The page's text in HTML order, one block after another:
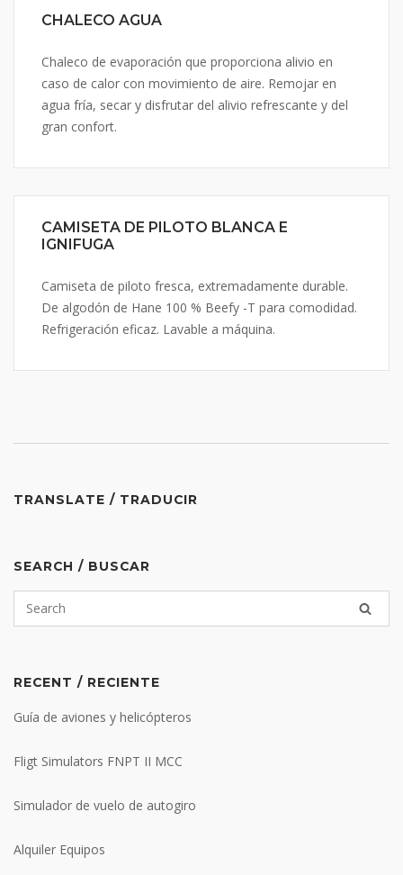
CHALECO AGUA
Chaleco de evaporación que proporciona alivio en
caso de calor con movimiento de aire. Remojar en
agua fría, secar y disfrutar del alivio refrescante y del
gran confort.
CAMISETA DE PILOTO BLANCA E
IGNIFUGA
Camiseta de piloto fresca, extremadamente durable.
De algodón de Hane 100 % Beefy -T para comodidad.
Refrigeración eficaz. Lavable a máquina.
TRANSLATE / TRADUCIR
SEARCH / BUSCAR
RECENT / RECIENTE
Guía de aviones y helicópteros
Fligt Simulators FNPT II MCC
Simulador de vuelo de autogiro
Alquiler Equipos